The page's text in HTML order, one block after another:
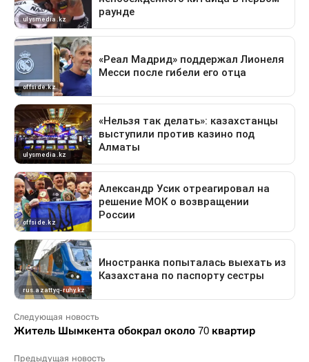
Следующая новость
Житель Шымкента обокрал около 70 квартир
Предыдущая новость